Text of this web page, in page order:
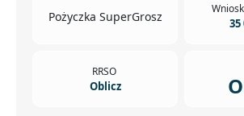
Pożyczka SuperGrosz 35
RRSO
Oblicz